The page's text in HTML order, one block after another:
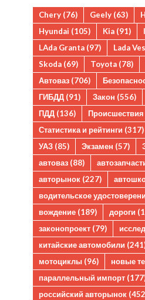
Chery (76) Geely (63)
Hyundai (105) Kia (91)
LAda Granta (97) Lada
Skoda (69) Toyota (78)
Автоваз (706)
ГИБДД (91) Закон (556)
ПДД (136) Происшествия
Статистика и рейтинги (317)
УАЗ (85) Экзамен (57)
автоваз (88)
авторынок (227)
водительское
вождение (189) дороги
законопроект (79)
китайские автомобили
мотоциклы (96) новые
параллельный импорт
российский авторынок